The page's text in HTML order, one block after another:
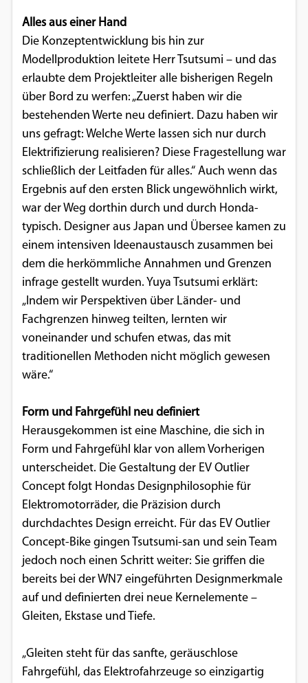
Alles aus einer Hand
Die Konzeptentwicklung bis hin zur
Modellproduktion leitete Herr Tsutsumi – und das
erlaubte dem Projektleiter alle bisherigen Regeln
über Bord zu werfen: „Zuerst haben wir die
bestehenden Werte neu definiert. Dazu haben wir
uns gefragt: Welche Werte lassen sich nur durch
Elektrifizierung realisieren? Diese Fragestellung war
schließlich der Leitfaden für alles.“ Auch wenn das
Ergebnis auf den ersten Blick ungewöhnlich wirkt,
war der Weg dorthin durch und durch Honda-
typisch. Designer aus Japan und Übersee kamen zu
einem intensiven Ideenaustausch zusammen bei
dem die herkömmliche Annahmen und Grenzen
infrage gestellt wurden. Yuya Tsutsumi erklärt:
„Indem wir Perspektiven über Länder- und
Fachgrenzen hinweg teilten, lernten wir
voneinander und schufen etwas, das mit
traditionellen Methoden nicht möglich gewesen
wäre.“
Form und Fahrgefühl neu definiert
Herausgekommen ist eine Maschine, die sich in
Form und Fahrgefühl klar von allem Vorherigen
unterscheidet. Die Gestaltung der EV Outlier
Concept folgt Hondas Designphilosophie für
Elektromotorräder, die Präzision durch
durchdachtes Design erreicht. Für das EV Outlier
Concept-Bike gingen Tsutsumi-san und sein Team
jedoch noch einen Schritt weiter: Sie griffen die
bereits bei der WN7 eingeführten Designmerkmale
auf und definierten drei neue Kernelemente –
Gleiten, Ekstase und Tiefe.
„Gleiten steht für das sanfte, geräuschlose
Fahrgefühl, das Elektrofahrzeuge so einzigartig
Vimeo
Google Maps
Anbieter:
Google